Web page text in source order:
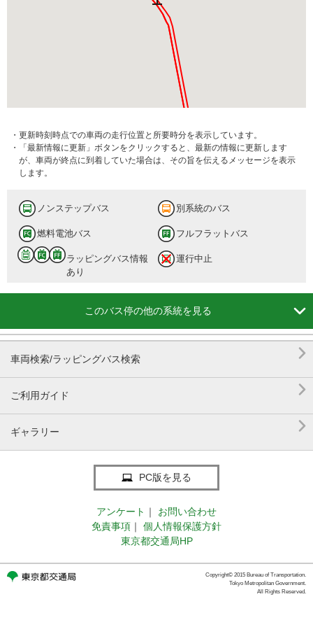
東新小岩四丁目
・更新時刻時点での車両の走行位置と所要時分を表示しています。
・「最新情報に更新」ボタンをクリックすると、最新の情報に更新します
が、車両が終点に到着していた場合は、その旨を伝えるメッセージを表示
します。
ノンステップバス 別系統のバス
燃料電池バス フルフラットバス
ラッピングバス情報
あり
運行中止
このバス停の他の系統を見る 
車両検索/ラッピングバス検索 
ご利用ガイド 
ギャラリー 
PC版を見る
アンケート ｜
お問い合わせ
免責事項 ｜
個人情報保護方針
東京都交通局HP
Copyright© 2015 Bureau of Transportation.
Tokyo Metropolitan Government.
All Rights Reserved.